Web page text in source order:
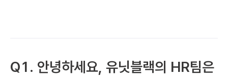
Q1. 안녕하세요, 유닛블랙의 HR팀은